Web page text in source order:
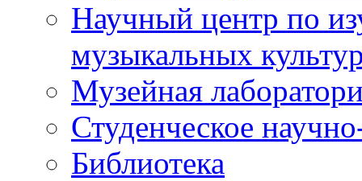
Научный центр по
музыкальных
Музейная
Студенческое
Библиотека